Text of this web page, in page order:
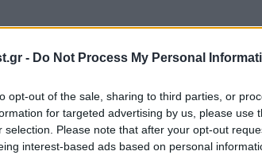
- Do Not Process My Personal
opt-out of the sale, sharing to third parties, or
for targeted advertising by us, please use
selection. Please note that after your opt-out
interest-based ads based on personal